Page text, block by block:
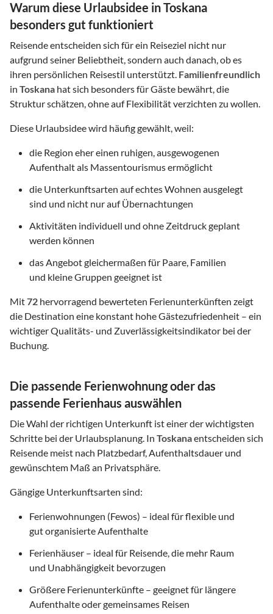
Warum diese Urlaubsidee in Toskana
besonders gut funktioniert
Reisende entscheiden sich für ein Reiseziel nicht nur
aufgrund seiner Beliebtheit, sondern auch danach, ob es
ihren persönlichen Reisestil unterstützt. Familienfreundlich
in Toskana hat sich besonders für Gäste bewährt, die
Struktur schätzen, ohne auf Flexibilität verzichten zu wollen.
Diese Urlaubsidee wird häufig gewählt, weil:
die Region eher einen ruhigen, ausgewogenen
Aufenthalt als Massentourismus ermöglicht
die Unterkunftsarten auf echtes Wohnen ausgelegt
sind und nicht nur auf Übernachtungen
Aktivitäten individuell und ohne Zeitdruck geplant
werden können
das Angebot gleichermaßen für Paare, Familien
und kleine Gruppen geeignet ist
Mit72 hervorragend bewerteten Ferienunterkünften zeigt
die Destination eine konstant hohe Gästezufriedenheit – ein
wichtiger Qualitäts- und Zuverlässigkeitsindikator bei der
Buchung.
Die passende Ferienwohnung oder das
passende Ferienhaus auswählen
Die Wahl der richtigen Unterkunft ist einer der wichtigsten
Schritte bei der Urlaubsplanung. In Toskanaentscheiden sich
Reisende meist nach Platzbedarf, Aufenthaltsdauer und
gewünschtem Maß an Privatsphäre.
Gängige Unterkunftsarten sind:
Ferienwohnungen (Fewos) – ideal für flexible und
gut organisierte Aufenthalte
Ferienhäuser – ideal für Reisende, die mehr Raum
und Unabhängigkeit bevorzugen
Größere Ferienunterkünfte – geeignet für längere
Aufenthalte oder gemeinsames Reisen